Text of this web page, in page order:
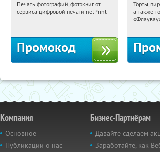
16:04:59 Получили:
Печать фотографий, фотокниг от
сервиса цифровой печати netPrint
Промокод
Россия
Торты,
а также
Компания
Основное
Публикации о нас
Бизнес-Партнёрам
Давайте сделаем
Заработайте, как